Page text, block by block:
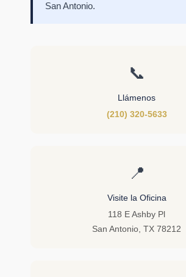
San Antonio.
📞
Llámenos
(210) 320-5633
📍
Visite la Oficina
118 E Ashby Pl
San Antonio, TX 78212